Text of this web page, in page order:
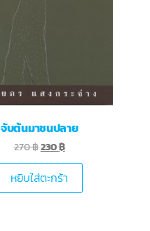
จับต้นมาชนปลาย
270฿230฿
หยิบใส่ตะกร้า